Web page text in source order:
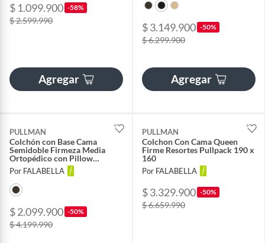
$ 1.099.900 -58%
$ 2.599.990
Agregar
$ 3.149.900 -50%
$ 6.299.900
Agregar
PULLMAN
Colchón con Base Cama
Semidoble Firmeza Media
Ortopédico con Pillow
Resortado Orthopack Euro
120 x 190 cm + Almohada
Por FALABELLA
$ 2.099.900 -50%
$ 4.199.990
PULLMAN
Colchon Con Cama Queen
Firme Resortes Pullpack 190 x
160
Por FALABELLA
$ 3.329.900 -50%
$ 6.659.990